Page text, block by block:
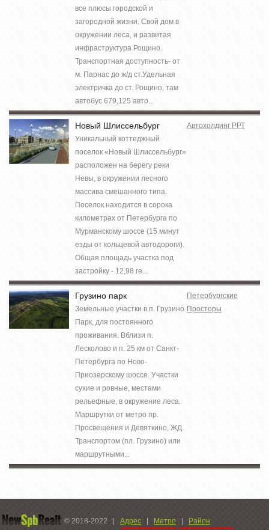
все плюсы городской и
загородной жизни. Свой дом в
окружении леса, и развитая
инфраструктура Рощино.
Транспортная доступность- от
м. Парнас до ж/д ст.Удельная
электричка до ст. Рощино, там
автобус 679,125 авто...
Новый Шлиссельбург
Уникальный коттеджный
поселок «Новый Шлиссельбург»
расположен на берегу реки
Невы, в окружении лесного
массива смешанного типа.
Поселок находится в сорока
километрах от Петербурга по
Мурманскому шоссе (15 минут
езды от кольцевой автодороги).
Общая площадь участка под
застройку - 12,98 ге...
Автохолдинг РРТ
Грузино парк
Земельные участки в п. Грузино
Парк, для постоянного
проживания. Вблизи п.
Лесколово и п. 25 км от Санкт-
Петербурга по Ново-
Приозерскому шоссе. Участки
сухие и ровные, местами
рельефные, в окружение леса.
Маршрутки от метро пр.
Просвещения и Девяткино, ЖД.
Транспортом (пл. Грузино) или
маршрутными...
Петербургские
Просторы
© 2018-2022 | Адрес | Метро | Район